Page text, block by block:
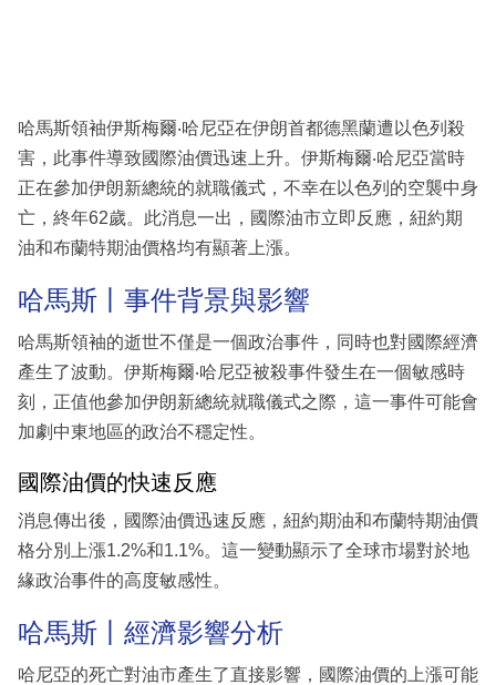
區
哈馬斯領袖伊斯梅爾‧哈尼亞在伊朗首都德黑蘭遭以色列殺
害，此事件導致國際油價迅速上升。伊斯梅爾‧哈尼亞當時
正在參加伊朗新總統的就職儀式，不幸在以色列的空襲中身
亡，終年62歲。此消息一出，國際油市立即反應，紐約期
油和布蘭特期油價格均有顯著上漲。
哈馬斯丨事件背景與影響
哈馬斯領袖的逝世不僅是一個政治事件，同時也對國際經濟
產生了波動。伊斯梅爾‧哈尼亞被殺事件發生在一個敏感時
刻，正值他參加伊朗新總統就職儀式之際，這一事件可能會
加劇中東地區的政治不穩定性。
國際油價的快速反應
消息傳出後，國際油價迅速反應，紐約期油和布蘭特期油價
格分別上漲1.2%和1.1%。這一變動顯示了全球市場對於地
緣政治事件的高度敏感性。
哈馬斯丨經濟影響分析
哈尼亞的死亡對油市產生了直接影響，國際油價的上漲可能